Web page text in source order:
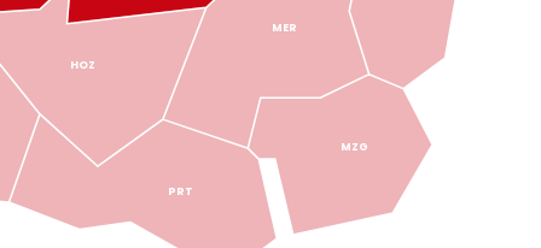
PRT
MZG
MER
HOZ